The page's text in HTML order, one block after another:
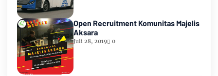
Open Recruitment Komunitas Majelis
Aksara
Juli 28, 2019 0